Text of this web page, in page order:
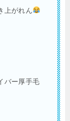
上がれん
バー厚手毛